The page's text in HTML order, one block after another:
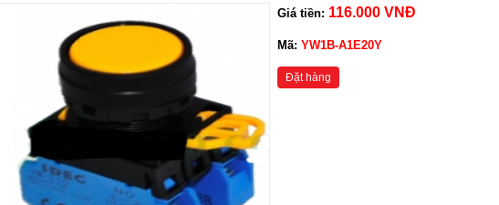
Giá tiền: 116.000 VNĐ
Mã: YW1B-A1E20Y
Đặt hàng